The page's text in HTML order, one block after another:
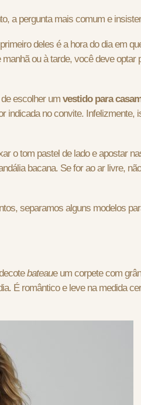
a pergunta mais comum e
deles é a hora do dia em
ou à tarde, você deve optar
escolher um vestido para
indicada no convite. Infelizmente,
o tom pastel de lado e apostar
bacana. Se for ao ar livre,
separamos alguns modelos
bateaue um corpete com
É romântico e leve na medida